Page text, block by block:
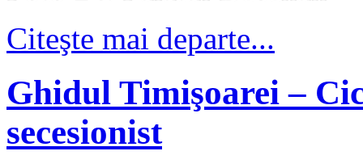
Citeşte mai departe...
Ghidul Timişoarei –
secesionist